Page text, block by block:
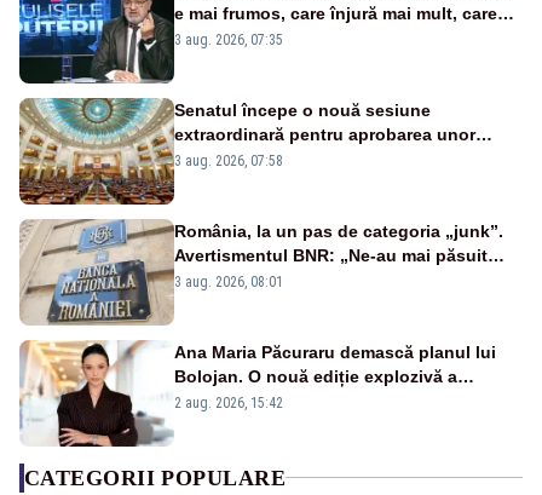
e mai frumos, care înjură mai mult, care
țipă mai tare, ci pe proiecte”
3 aug. 2026, 07:35
Senatul începe o nouă sesiune
extraordinară pentru aprobarea unor
jaloane din PNRR
3 aug. 2026, 07:58
România, la un pas de categoria „junk”.
Avertismentul BNR: „Ne-au mai păsuit
pentru câteva luni”
3 aug. 2026, 08:01
Ana Maria Păcuraru demască planul lui
Bolojan. O nouă ediție explozivă a
emisiunii „Miza Zilei” la Realitatea PLUS
2 aug. 2026, 15:42
CATEGORII POPULARE